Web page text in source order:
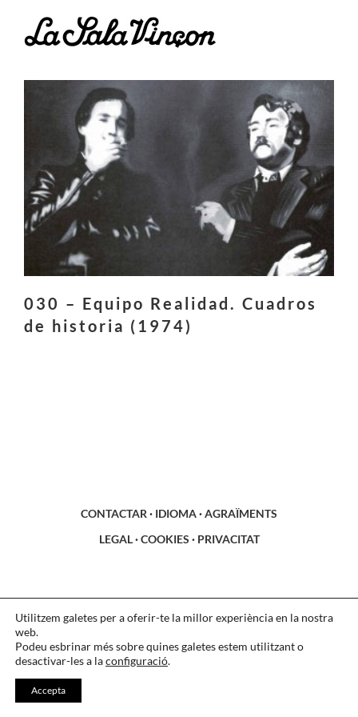
030 – Equipo Realidad. Cuadros
de historia (1974)
CONTACTAR · IDIOMA·AGRAÏMENTS
LEGAL·COOKIES · PRIVACITAT
Utilitzem galetes per a oferir-te la millor experiència en la nostra
web.
Podeu esbrinar més sobre quines galetes estem utilitzant o
desactivar-les a laconfiguració.
Accepta